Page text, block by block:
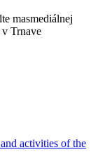
masmediálnej
Trnave
activities of the